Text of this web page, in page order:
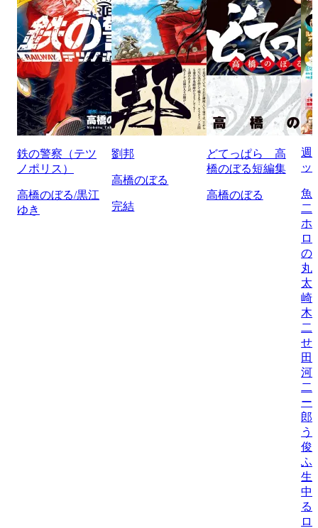
鉄の警察（テツ
ノポリス）
高橋のぼる/黒江
ゆき
劉邦
高橋のぼる
完結
どてっぱら 高
橋のぼる短編集
高橋のぼる
週
ッ
魚
二
ホ
ロ
の
丸
太
崎
木
二
せ
田
河
二
ー
郎
う
俊/
ふ
生
中
る
ロ